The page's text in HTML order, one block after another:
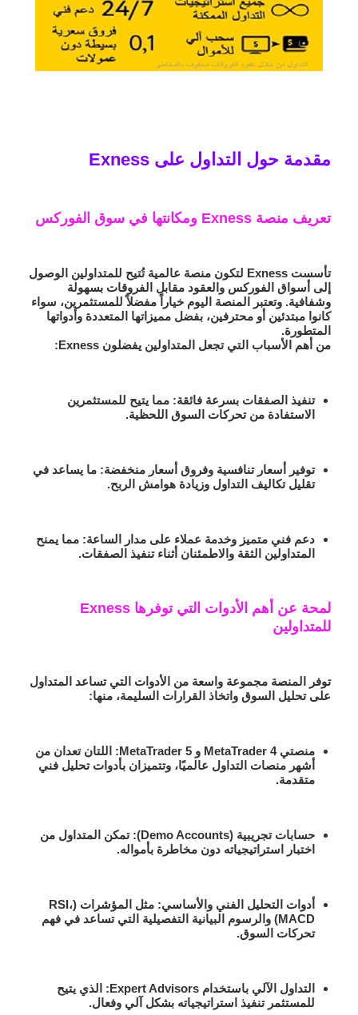
مقدمة حول التداول على Exness
تعريف منصة Exness ومكانتها في سوق الفوركس
تأسست Exness لتكون منصة عالمية تُتيح للمتداولين الوصول
إلى أسواق الفوركس والعقود مقابل الفروقات بسهولة
وشفافية. وتعتبر المنصة اليوم خياراً مفضلاً للمستثمرين، سواء
كانوا مبتدئين أو محترفين، بفضل مميزاتها المتعددة وأدواتها
المتطورة.
من أهم الأسباب التي تجعل المتداولين يفضلون Exness:
تنفيذ الصفقات بسرعة فائقة: مما يتيح للمستثمرين
الاستفادة من تحركات السوق اللحظية.
توفير أسعار تنافسية وفروق أسعار منخفضة: ما يساعد في
تقليل تكاليف التداول وزيادة هوامش الربح.
دعم فني متميز وخدمة عملاء على مدار الساعة: مما يمنح
المتداولين الثقة والاطمئنان أثناء تنفيذ الصفقات.
لمحة عن أهم الأدوات التي توفرها Exness
للمتداولين
توفر المنصة مجموعة واسعة من الأدوات التي تساعد المتداول
على تحليل السوق واتخاذ القرارات السليمة، منها:
منصتي MetaTrader 4 و MetaTrader 5
: اللتان تعدان من
أشهر منصات التداول عالميًا، وتتميزان بأدوات تحليل فني
متقدمة.
حسابات تجريبية (Demo Accounts)
: تمكن المتداول من
اختبار استراتيجياته دون مخاطرة بأمواله.
أدوات التحليل الفني والأساسي
: مثل المؤشرات (RSI،
MACD) والرسوم البيانية التفصيلية التي تساعد في فهم
تحركات السوق.
التداول الآلي باستخدام Expert Advisors
: الذي يتيح
للمستثمر تنفيذ استراتيجياته بشكل آلي وفعال.